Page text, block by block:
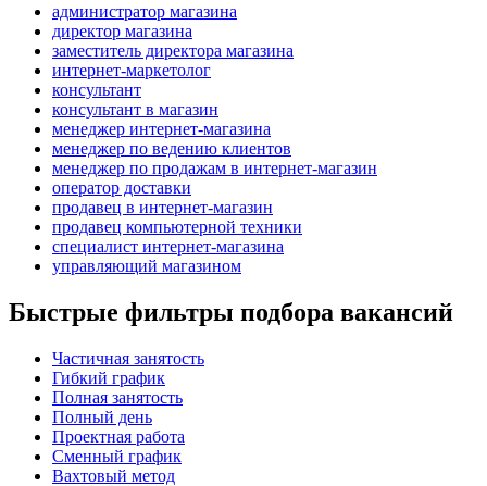
администратор магазина
директор магазина
заместитель директора магазина
интернет-маркетолог
консультант
консультант в магазин
менеджер интернет-магазина
менеджер по ведению клиентов
менеджер по продажам в интернет-магазин
оператор доставки
продавец в интернет-магазин
продавец компьютерной техники
специалист интернет-магазина
управляющий магазином
Быстрые фильтры подбора вакансий
Частичная занятость
Гибкий график
Полная занятость
Полный день
Проектная работа
Сменный график
Вахтовый метод